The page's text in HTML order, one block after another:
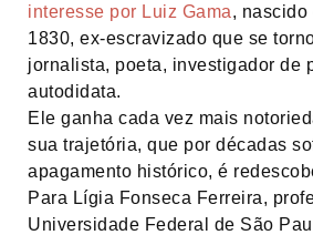
interesse por Luiz Gama, nascido
1830, ex-escravizado que se
jornalista, poeta, investigador de
autodidata.
Ele ganha cada vez mais
sua trajetória, que por décadas
apagamento histórico, é
Para Lígia Fonseca Ferreira,
Universidade Federal de São